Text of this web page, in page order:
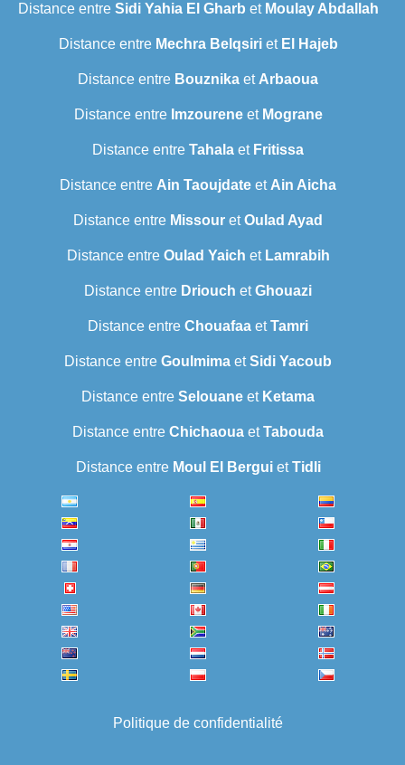
Distance entre Sidi Yahia El Gharb et Moulay Abdallah
Distance entre Mechra Belqsiriet El Hajeb
Distance entre Bouznika et Arbaoua
Distance entre Imzoureneet Mograne
Distance entre Tahala et Fritissa
Distance entre Ain Taoujdate et Ain Aicha
Distance entre Missour etOulad Ayad
Distance entre Oulad Yaich et Lamrabih
Distance entre Driouch etGhouazi
Distance entre Chouafaa etTamri
Distance entre Goulmima etSidi Yacoub
Distance entre Selouane et Ketama
Distance entre Chichaoua etTabouda
Distance entre Moul El BerguietTidli
Politique de confidentialité